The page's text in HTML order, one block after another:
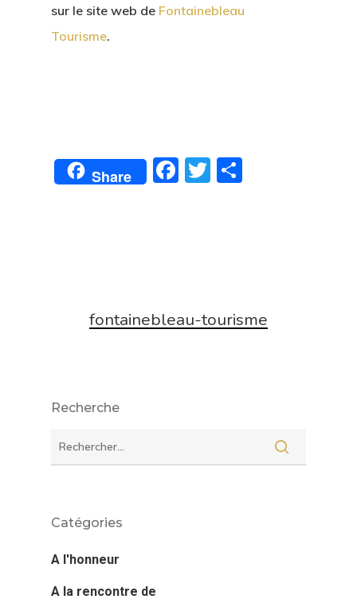
sur le site web de Fontainebleau
Tourisme.
Share Facebook
Twitter
fontainebleau-tourisme
Recherche
Catégories
A l'honneur
A la rencontre de